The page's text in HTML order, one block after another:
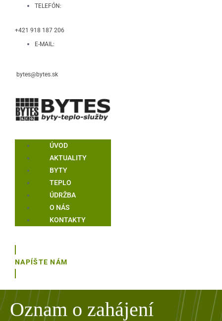
TELEFÓN:
+421 918 187 206
E-MAIL:
bytes@bytes.sk
ÚVOD
AKTUALITY
BYTY
TEPLO
ÚDRŽBA
O NÁS
KONTAKTY
NAPÍŠTE NÁM
Oznam o zahájení